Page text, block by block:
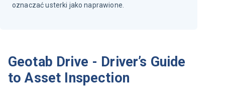
oznaczać usterki jako naprawione.
Geotab Drive - Driver’s Guide
to Asset Inspection